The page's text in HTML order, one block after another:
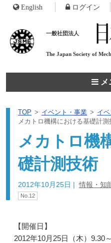
一般社団法人
The Japan Society of
English ログイン
TOP イベント・事業
イ
メカトロ機構における基礎計測
メカトロ機
礎計測技術
2012年10月25日 | 情報・知
No.12
【開催日】
2012年10月25日（木）9.30